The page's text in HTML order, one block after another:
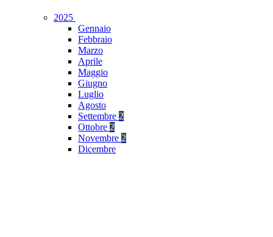
2025
Gennaio
Febbraio
Marzo
Aprile
Maggio
Giugno
Luglio
Agosto
Settembre 2
Ottobre 2
Novembre 2
Dicembre